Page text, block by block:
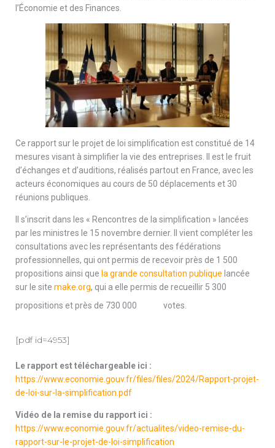
l’Économie et des Finances.
Ce rapport sur le projet de loi simplification est constitué de 14
mesures visant à simplifier la vie des entreprises. Il est le fruit
d’échanges et d’auditions, réalisés partout en France, avec les
acteurs économiques au cours de 50 déplacements et 30
réunions publiques.
Il s’inscrit dans les « Rencontres de la simplification » lancées
par les ministres le 15 novembre dernier. Il vient compléter les
consultations avec les représentants des fédérations
professionnelles, qui ont permis de recevoir près de 1 500
propositions ainsi que la grande consultation publique lancée
sur le site make.org, qui a elle permis de recueillir 5 300
propositions et près de 730 000
votes.
[pdf id=4953]
Le rapport est téléchargeable ici :
https://www.economie.gouv.fr/files/files/2024/Rapport-projet-
de-loi-sur-la-simplification.pdf
Vidéo de la remise du rapport ici :
https://www.economie.gouv.fr/actualites/video-remise-du-
rapport-sur-le-projet-de-loi-simplification